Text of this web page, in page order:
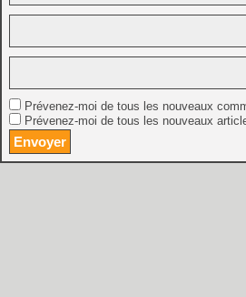
Prévenez-moi de tous les nouveaux
Prévenez-moi de tous les nouveaux